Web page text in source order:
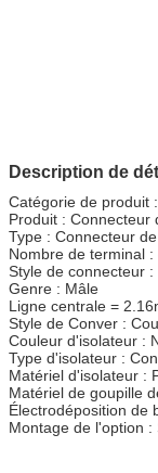
Description de
Catégorie de produit
Produit : Connecteur
Type : Connecteur
Nombre de terminal
Style de connecteur :
Genre : Mâle
Ligne centrale =
Style de Conver :
Couleur d'isolateur :
Type d'isolateur :
Matériel d'isolateur :
Matériel de goupille
Électrodéposition de
Montage de l'option